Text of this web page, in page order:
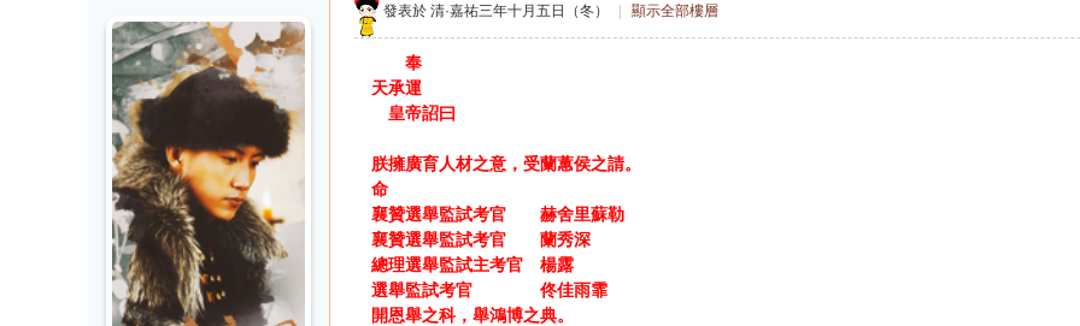
發表於 清·嘉祐三年十月五日（冬） | 顯示全部樓層
奉
天承運
皇帝詔曰
朕擁廣育人材之意，受蘭蕙侯之請。
命
襄贊選舉監試考官 赫舍里蘇勒
襄贊選舉監試考官 蘭秀深
總理選舉監試主考官 楊露
選舉監試考官 佟佳雨霏
開恩舉之科，舉鴻博之典。